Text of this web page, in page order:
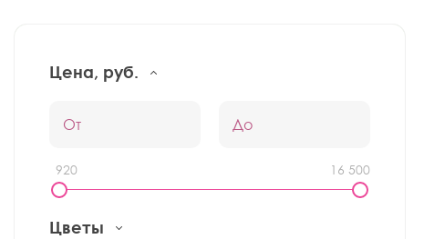
Цена, руб.
1 920 16 500
Цветы